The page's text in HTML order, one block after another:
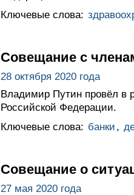
Ключевые слова:
Совещание с
28 октября 2020 года
Владимир Путин провёл в
Российской Федерации.
Ключевые слова: банки ,
Совещание о
27 мая 2020 года